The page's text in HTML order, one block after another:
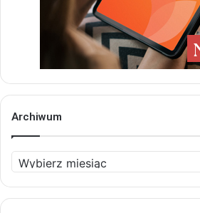
Archiwum
Archiwum